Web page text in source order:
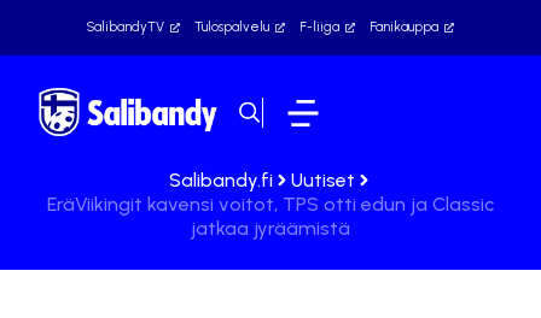
SalibandyTV Tulospalvelu F-liiga Fanikauppa
Salibandy.fi
Uutiset
EräViikingit kavensi voitot, TPS otti edun ja Classic
jatkaa jyräämistä